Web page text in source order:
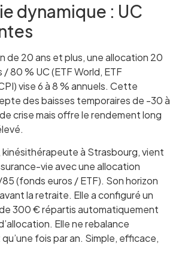
dynamique : UC
de 20 ans et plus, une allocation 20
80 % UC (ETF World, ETF
vise 6 à 8 % annuels. Cette
des baisses temporaires de -30 à
crise mais offre le rendement long
kinésithérapeute à Strasbourg, vient
vie avec une allocation
(fonds euros / ETF). Son horizon
la retraite. Elle a configuré un
300 € répartis automatiquement
Elle ne rebalance
fois par an. Simple, efficace,